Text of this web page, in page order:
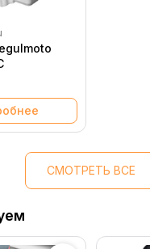
СМОТРЕТЬ ВСЕ